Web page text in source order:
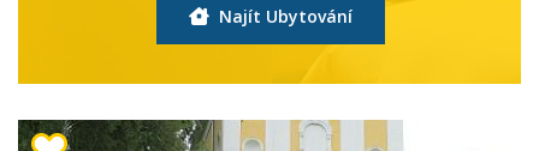
Najít Ubytování